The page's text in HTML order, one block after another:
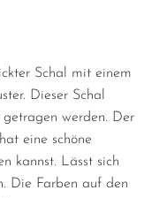
€
Schal mit einem
Dieser Schal
werden. Der
eine schöne
kannst. Lässt sich
Die Farben auf den